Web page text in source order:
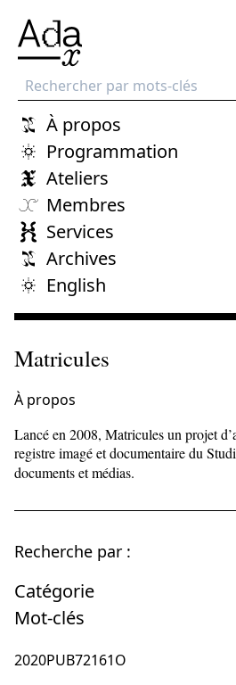
Recherche
À propos
Programmation
Ateliers
Membres
Services
Archives
English
Matricules
À propos
Lancé en 2008, Matricules un projet
registre imagé et documentaire du
documents et médias.
Recherche par :
Catégorie
Mot-clés
2020PUB72161O